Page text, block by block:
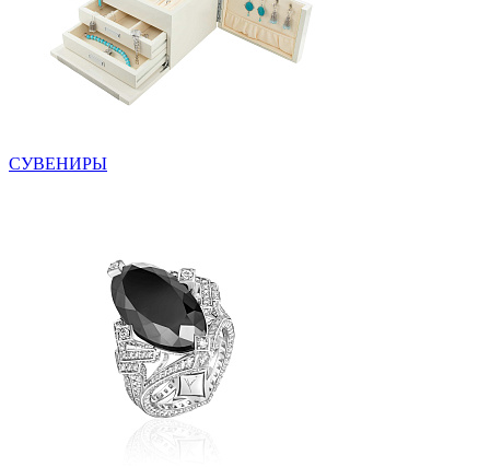
СУВЕНИРЫ